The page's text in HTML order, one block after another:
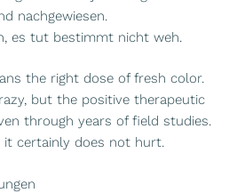
nachgewiesen.
es tut bestimmt nicht weh.
the right dose of fresh color.
but the positive therapeutic
through years of field studies.
it certainly does not hurt.